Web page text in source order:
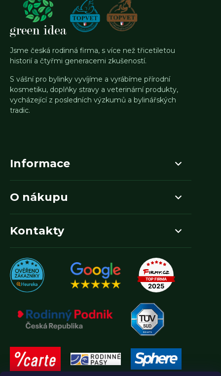
Jsme česká rodinná firma, s více než třicetiletou
historií a čtyřmi generacemi zkušeností.
S vášní pro bylinky vyvíjíme a vyrábíme přírodní
kosmetiku, doplňky stravy a veterinární produkty,
vycházející z posledních výzkumů a bylinářských
tradic.
Informace
O nákupu
Kontakty